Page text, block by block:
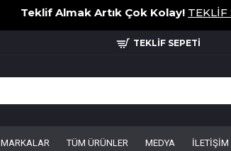
Teklif Almak Artık Çok Kolay! TEKLİF
TEKLİF SEPETİ
MARKALAR TÜM ÜRÜNLER MEDYA İLETİŞİM